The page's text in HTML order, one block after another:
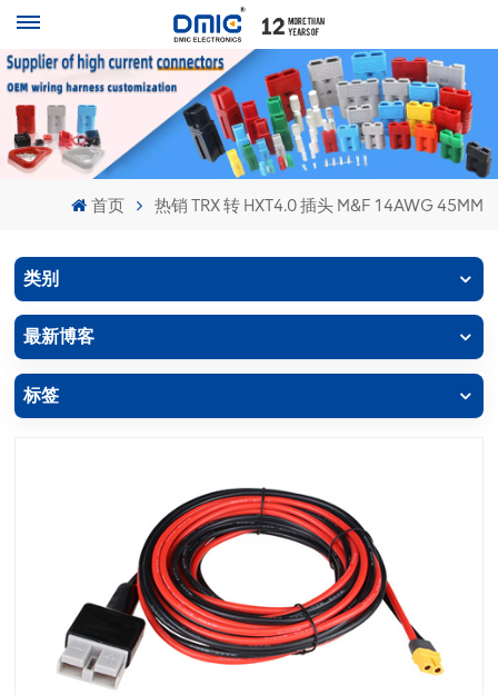
首页 热销 TRX 转 HXT4.0 插头 M&F 14AWG 45MM
类别
最新博客
标签